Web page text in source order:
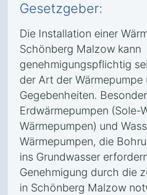
Gesetzgeber:
Die Installation einer
Schönberg Malzow kann
genehmigungspflichtig
der Art der
Gegebenheiten.
Erdwärmepumpen (Sole-
Wärmepumpen) und
Wärmepumpen, die
ins Grundwasser
Genehmigung durch die
in Schönberg Malzow